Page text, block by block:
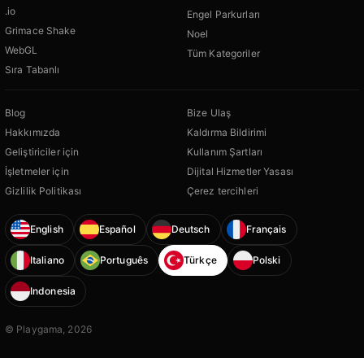
.io
Grimace Shake
WebGL
Sıra Tabanlı
Engel Parkurları
Noel
Tüm Kategoriler
Blog
Hakkımızda
Geliştiriciler için
İşletmeler için
Gizlilik Politikası
Bize Ulaş
Kaldırma Bildirimi
Kullanım Şartları
Dijital Hizmetler Yasası
Çerez tercihleri
English Español Deutsch Français
Italiano Português Türkçe Polski
Indonesia
© Playgama, 2026